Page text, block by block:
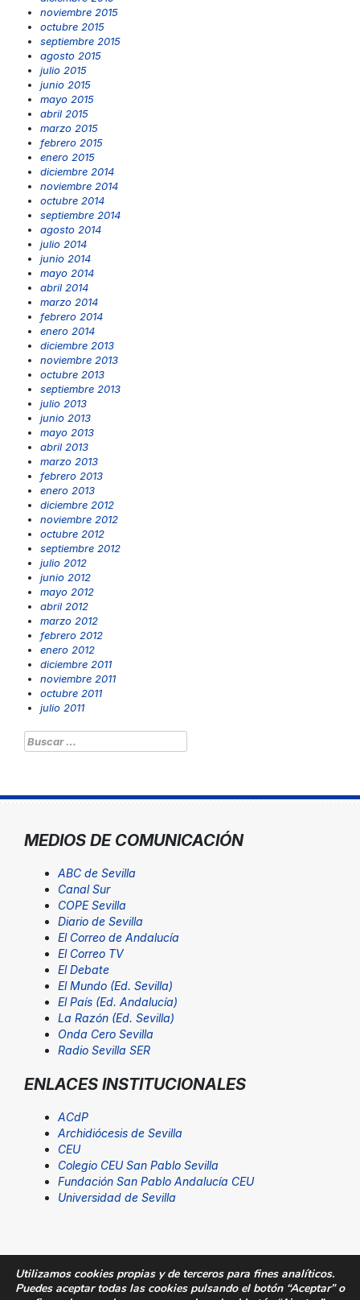
noviembre 2015
octubre 2015
septiembre 2015
agosto 2015
julio 2015
junio 2015
mayo 2015
abril 2015
marzo 2015
febrero 2015
enero 2015
diciembre 2014
noviembre 2014
octubre 2014
septiembre 2014
agosto 2014
julio 2014
junio 2014
mayo 2014
abril 2014
marzo 2014
febrero 2014
enero 2014
diciembre 2013
noviembre 2013
octubre 2013
septiembre 2013
julio 2013
junio 2013
mayo 2013
abril 2013
marzo 2013
febrero 2013
enero 2013
diciembre 2012
noviembre 2012
octubre 2012
septiembre 2012
julio 2012
junio 2012
mayo 2012
abril 2012
marzo 2012
febrero 2012
enero 2012
diciembre 2011
noviembre 2011
octubre 2011
julio 2011
Buscar:
MEDIOS DE COMUNICACIÓN
ABC de Sevilla
Canal Sur
COPE Sevilla
Diario de Sevilla
El Correo de Andalucía
El Correo TV
El Debate
El Mundo (Ed. Sevilla)
El País (Ed. Andalucía)
La Razón (Ed. Sevilla)
Onda Cero Sevilla
Radio Sevilla SER
ENLACES INSTITUCIONALES
ACdP
Archidiócesis de Sevilla
CEU
Colegio CEU San Pablo Sevilla
Fundación San Pablo Andalucía CEU
Universidad de Sevilla
Utilizamos cookies propias y de terceros para fines analíticos.
Puedes aceptar todas las cookies pulsando el botón “Aceptar” o